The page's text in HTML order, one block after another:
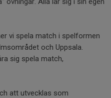
vi spela match i spelformen
och Uppsala.
sig spela match,
att utvecklas som